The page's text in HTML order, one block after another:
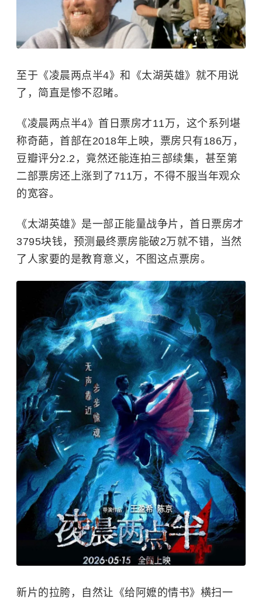
至于《凌晨两点半4》和《太湖英雄》就不用说
了，简直是惨不忍睹。
《凌晨两点半4》首日票房才11万，这个系列堪
称奇葩，首部在2018年上映，票房只有186万，
豆瓣评分2.2，竟然还能连拍三部续集，甚至第
二部票房还上涨到了711万，不得不服当年观众
的宽容。
《太湖英雄》是一部正能量战争片，首日票房才
3795块钱，预测最终票房能破2万就不错，当然
了人家要的是教育意义，不图这点票房。
新片的拉胯，自然让《给阿嬷的情书》横扫一